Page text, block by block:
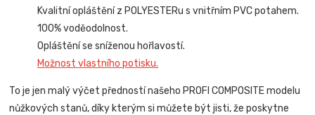
Kvalitní opláštění z POLYESTERu s vnitřním PVC potahem.
100% voděodolnost.
Opláštění se sníženou hořlavostí.
Možnost vlastního potisku.
To je jen malý výčet předností našeho PROFI COMPOSITE modelu
nůžkových stanů, díky kterým si můžete být jisti, že poskytne